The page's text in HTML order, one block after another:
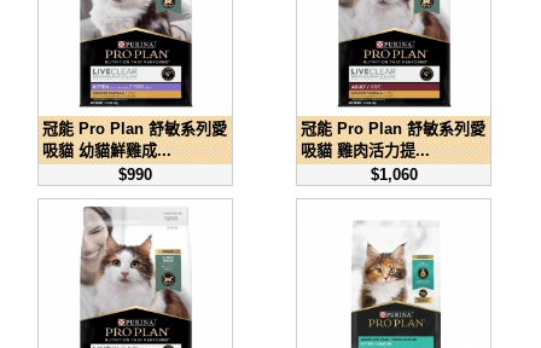
冠能 Pro Plan 舒敏系列愛
吸貓 幼貓鮮雞成...
$990
冠能 Pro Plan 舒敏系列愛
吸貓 雞肉活力提...
$1,060